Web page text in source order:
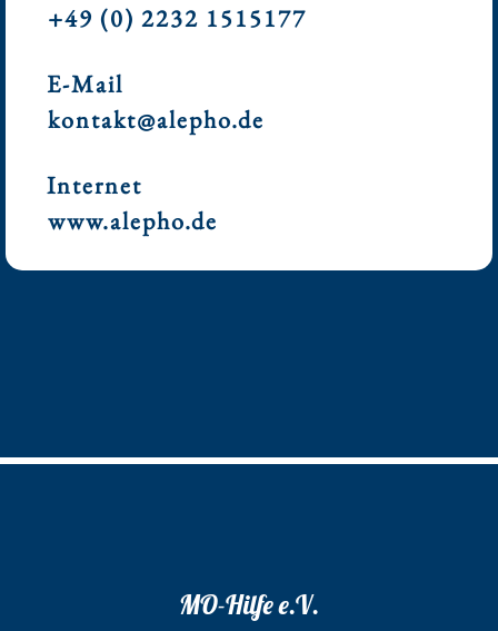
+49 (0) 2232 1515177
E-Mail
kontakt@alepho.de
Internet
www.alepho.de
MO-Hilfe e.V.